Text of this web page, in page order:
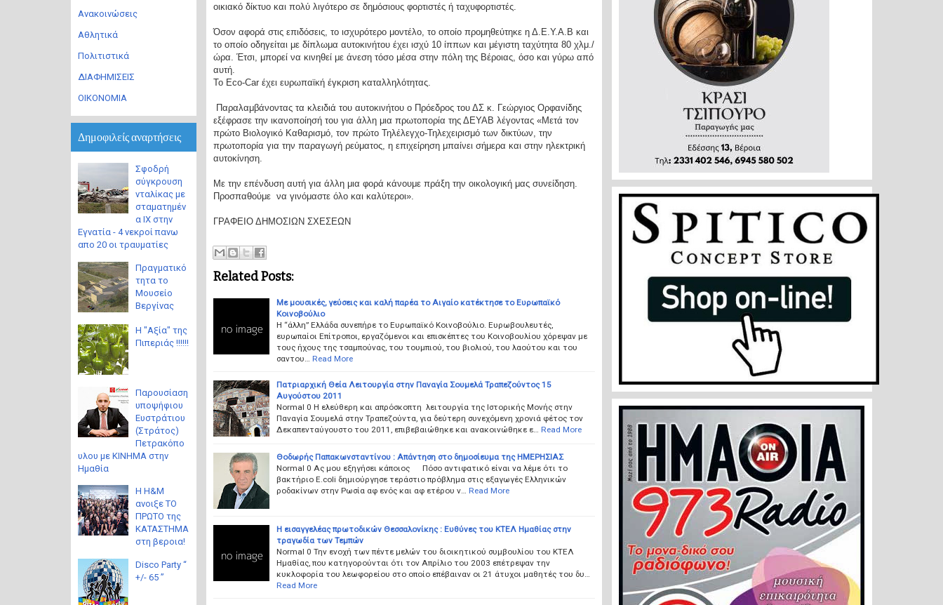
οικιακό δίκτυο και πολύ λιγότερο σε δημόσιους φορτιστές ή ταχυφορτιστές.
Όσον αφορά στις επιδόσεις, το ισχυρότερο μοντέλο, το οποίο προμηθεύτηκε η Δ.Ε.Υ.Α.Β και
το οποίο οδηγείται με δίπλωμα αυτοκινήτου έχει ισχύ 10 ίππων και μέγιστη ταχύτητα 80 χλμ./
ώρα. Έτσι, μπορεί να κινηθεί με άνεση τόσο μέσα στην πόλη της Βέροιας, όσο και γύρω από
αυτή.
Το Eco-Car έχει ευρωπαϊκή έγκριση καταλληλότητας.
Παραλαμβάνοντας τα κλειδιά του αυτοκινήτου ο Πρόεδρος του ΔΣ κ. Γεώργιος Ορφανίδης
εξέφρασε την ικανοποίησή του για άλλη μια πρωτοπορία της ΔΕΥΑΒ λέγοντας «Μετά τον
πρώτο Βιολογικό Καθαρισμό, τον πρώτο Τηλέλεγχο-Τηλεχειρισμό των δικτύων, την
πρωτοπορία για την παραγωγή ρεύματος, η επιχείρηση μπαίνει σήμερα και στην ηλεκτρική
αυτοκίνηση.
Με την επένδυση αυτή για άλλη μια φορά κάνουμε πράξη την οικολογική μας συνείδηση.
Προσπαθούμε να γινόμαστε όλο και καλύτεροι».
ΓΡΑΦΕΙΟ ΔΗΜΟΣΙΩΝ ΣΧΕΣΕΩΝ
Related Posts:
Με μουσικές, γεύσεις και καλή παρέα το Αιγαίο κατέκτησε το Ευρωπαϊκό
Κοινοβούλιο
Η “άλλη” Ελλάδα συνεπήρε το Ευρωπαϊκό Κοινοβούλιο. Ευρωβουλευτές,
ευρωπαίοι Επίτροποι, εργαζόμενοι και επισκέπτες του Κοινοβουλίου χόρεψαν με
τους ήχους της τσαμπούνας, του τουμπιού, του βιολιού, του λαούτου και του
σαντου…
Read More
Πατριαρχική Θεία Λειτουργία στην Παναγία Σουμελά Τραπεζούντος 15
Αυγούστου 2011
Normal 0 Η ελεύθερη και απρόσκοπτη λειτουργία της Ιστορικής Μονής στην
Παναγία Σουμελά στην Τραπεζούντα, για δεύτερη συνεχόμενη χρονιά φέτος τον
Δεκαπενταύγουστο του 2011, επιβεβαιώθηκε και ανακοινώθηκε ε…
Read More
Θοδωρής Παπακωνσταντίνου : Απάντηση στο δημοσίευμα της ΗΜΕΡΗΣΙΑΣ
Normal 0 Ας μου εξηγήσει κάποιος Πόσο αντιφατικό είναι να λέμε ότι το
βακτήριο Ε.coli δημιούργησε τεράστιο πρόβλημα στις εξαγωγές Ελληνικών
ροδακίνων στην Ρωσία αφ ενός και αφ ετέρου ν…
Read More
Η εισαγγελέας πρωτοδικών Θεσσαλονίκης : Ευθύνες του ΚΤΕΛ Ημαθίας στην
τραγωδία των Τεμπών
Normal 0 Την ενοχή των πέντε μελών του διοικητικού συμβουλίου του ΚΤΕΛ
Ημαθίας, που κατηγορούνται ότι τον Απρίλιο του 2003 επέτρεψαν την
κυκλοφορία του λεωφορείου στο οποίο επέβαιναν οι 21 άτυχοι μαθητές του δυ…
Read More
Ανακοινώσεις
Αθλητικά
Πολιτιστικά
ΔΙΑΦΗΜΙΣΕΙΣ
ΟΙΚΟΝΟΜΙΑ
Δημοφιλείς αναρτήσεις
Σφοδρή
σύγκρουση
νταλίκας με
σταματημέν
α ΙΧ στην
Εγνατία - 4 νεκροί πανω
απο 20 οι τραυματίες
Πραγματικό
τητα το
Μουσείο
Βεργίνας
Η "Αξία" της
Πιπεριάς !!!!!!
Παρουσίαση
υποψήφιου
Ευστράτιου
(Στράτος)
Πετρακόπο
υλου με ΚΙΝΗΜΑ στην
Ημαθία
Η H&M
ανοιξε ΤΟ
ΠΡΩΤΟ της
ΚΑΤΑΣΤΗΜΑ
στη βεροια!
Disco Party “
+/- 65 ”